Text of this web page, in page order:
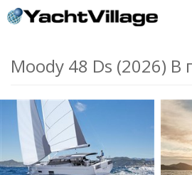
Moody 48 Ds (2026) В